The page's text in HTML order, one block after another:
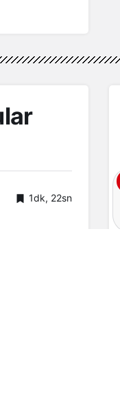
1dk, 22sn